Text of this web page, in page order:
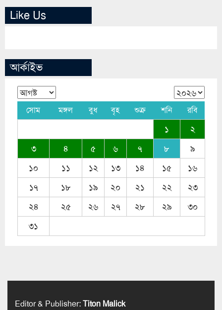
Like Us
আর্কাইভ
সোম মঙ্গল বুধ বৃহ শুক্র শনি রবি
১
২
৩
৪ ৫ ৬ ৭ ৮
৯
১০
১১ ১২ ১৩ ১৪ ১৫
১৬
১৭
১৮ ১৯ ২০ ২১ ২২
২৩
২৪
২৫ ২৬ ২৭ ২৮ ২৯
৩০
৩১
Editor & Publisher:Titon Malick